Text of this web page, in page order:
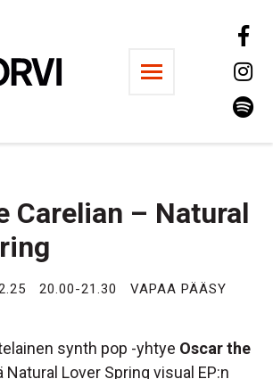
Ravintola Torvi
Carelian – Natural
20.00-21.30 VAPAA PÄÄSY
synth pop -yhtye Oscar the
Natural Lover Spring visual EP:n